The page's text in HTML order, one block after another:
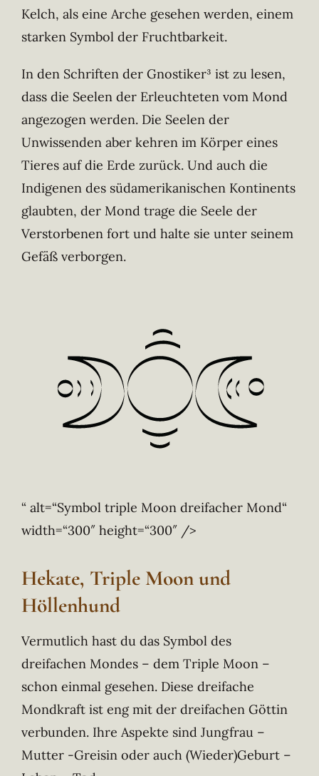
Kelch, als eine Arche gesehen werden, einem
starken Symbol der Fruchtbarkeit.
In den Schriften der Gnostiker³ ist zu lesen,
dass die Seelen der Erleuchteten vom Mond
angezogen werden. Die Seelen der
Unwissenden aber kehren im Körper eines
Tieres auf die Erde zurück. Und auch die
Indigenen des südamerikanischen Kontinents
glaubten, der Mond trage die Seele der
Verstorbenen fort und halte sie unter seinem
Gefäß verborgen.
“ alt=“Symbol triple Moon dreifacher Mond“
width=“300″ height=“300″ />
Hekate, Triple Moon und
Höllenhund
Vermutlich hast du das Symbol des
dreifachen Mondes – dem Triple Moon –
schon einmal gesehen. Diese dreifache
Mondkraft ist eng mit der dreifachen Göttin
verbunden. Ihre Aspekte sind Jungfrau –
Mutter -Greisin oder auch (Wieder)Geburt –